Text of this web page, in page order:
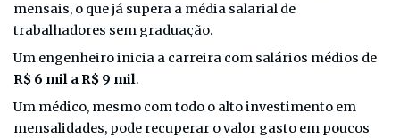
mensais, o que já supera a média salarial de
trabalhadores sem graduação.
Um engenheiro inicia a carreira com salários médios de
R$ 6 mil a R$ 9 mil.
Um médico, mesmo com todo o alto investimento em
mensalidades, pode recuperar o valor gasto em poucos